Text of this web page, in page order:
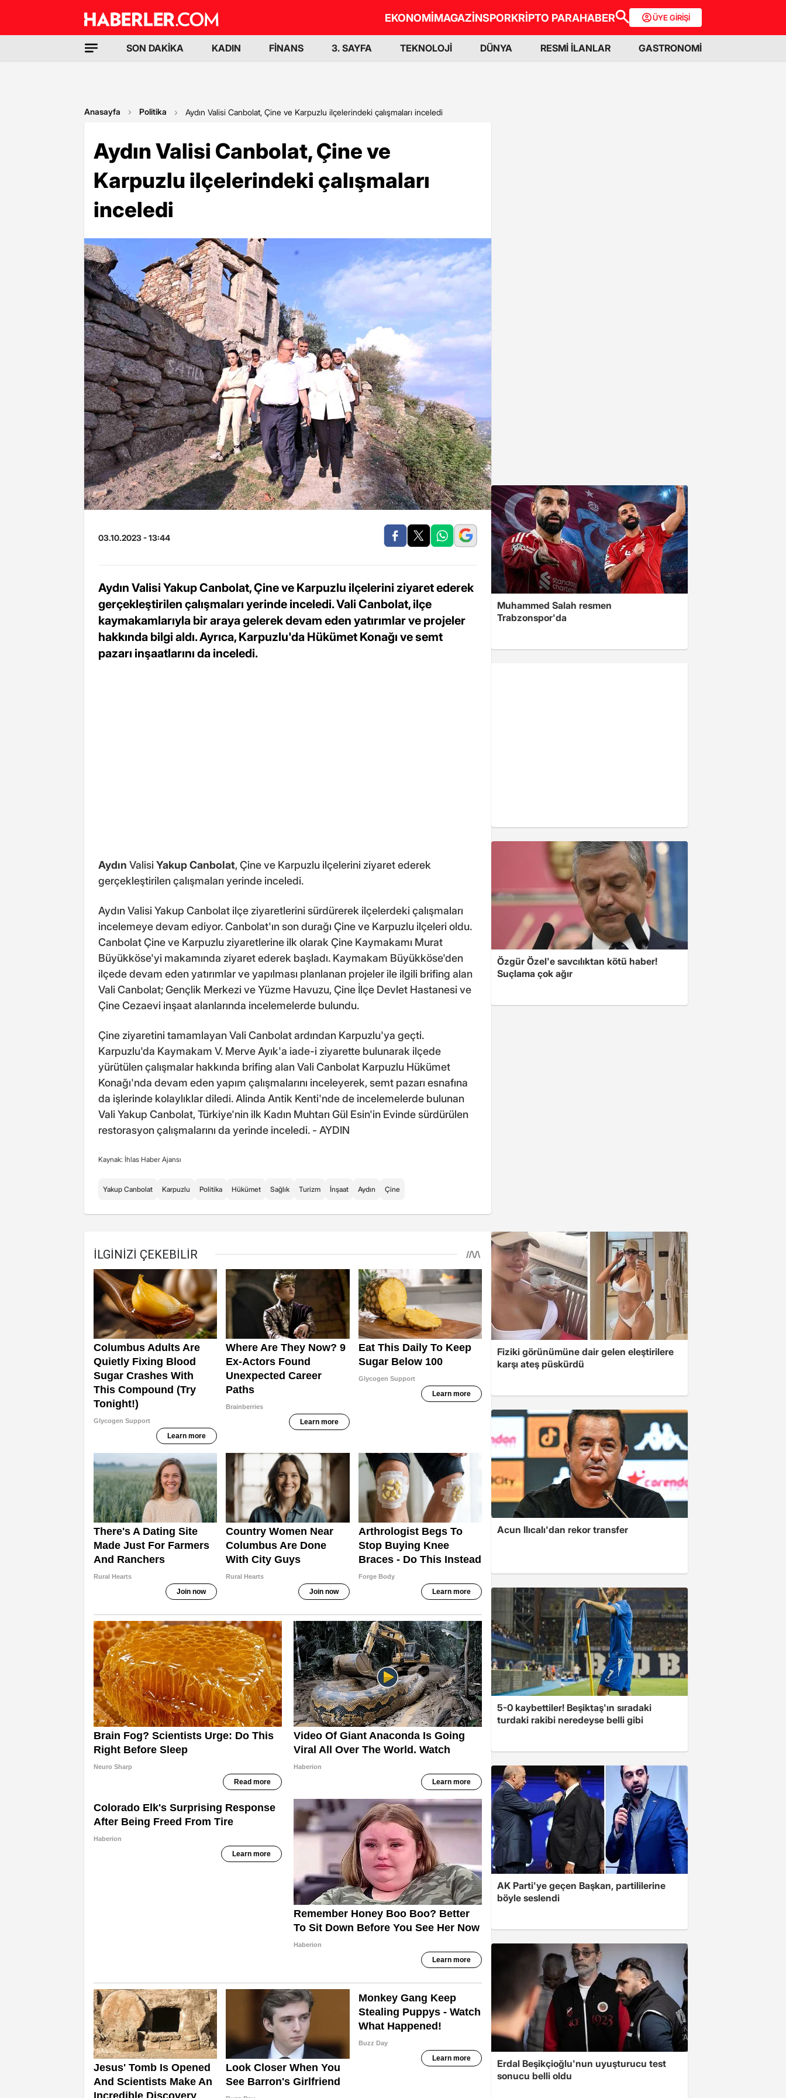
EKONOMİMAGAZİNSPORKRİPTO PARAHABER ÜYE GİRİŞİ
SON DAKİKA KADIN FİNANS 3. SAYFA TEKNOLOJİ DÜNYA RESMİ İLANLAR GASTRONOMİ
Anasayfa Politika Aydın Valisi Canbolat, Çine ve Karpuzlu ilçelerindeki çalışmaları inceledi
Aydın Valisi Canbolat, Çine ve
Karpuzlu ilçelerindeki çalışmaları
inceledi
03.10.2023 - 13:44
Aydın Valisi Yakup Canbolat, Çine ve Karpuzlu ilçelerini ziyaret ederek
gerçekleştirilen çalışmaları yerinde inceledi. Vali Canbolat, ilçe
kaymakamlarıyla bir araya gelerek devam eden yatırımlar ve projeler
hakkında bilgi aldı. Ayrıca, Karpuzlu'da Hükümet Konağı ve semt
pazarı inşaatlarını da inceledi.
Aydın ValisiYakup Canbolat, Çine ve Karpuzlu ilçelerini ziyaret ederek
gerçekleştirilen çalışmaları yerinde inceledi.
Aydın Valisi Yakup Canbolat ilçe ziyaretlerini sürdürerek ilçelerdeki çalışmaları
incelemeye devam ediyor. Canbolat'ın son durağı Çine ve Karpuzlu ilçeleri oldu.
Canbolat Çine ve Karpuzlu ziyaretlerine ilk olarak Çine Kaymakamı Murat
Büyükköse'yi makamında ziyaret ederek başladı. Kaymakam Büyükköse'den
ilçede devam eden yatırımlar ve yapılması planlanan projeler ile ilgili brifing alan
Vali Canbolat; Gençlik Merkezi ve Yüzme Havuzu, Çine İlçe Devlet Hastanesi ve
Çine Cezaevi inşaat alanlarında incelemelerde bulundu.
Çine ziyaretini tamamlayan Vali Canbolat ardından Karpuzlu'ya geçti.
Karpuzlu'da Kaymakam V. Merve Ayık'a iade-i ziyarette bulunarak ilçede
yürütülen çalışmalar hakkında brifing alan Vali Canbolat Karpuzlu Hükümet
Konağı'nda devam eden yapım çalışmalarını inceleyerek, semt pazarı esnafına
da işlerinde kolaylıklar diledi. Alinda Antik Kenti'nde de incelemelerde bulunan
Vali Yakup Canbolat, Türkiye'nin ilk Kadın Muhtarı Gül Esin'in Evinde sürdürülen
restorasyon çalışmalarını da yerinde inceledi. - AYDIN
Kaynak: İhlas Haber Ajansı
Yakup Canbolat Karpuzlu Politika Hükümet Sağlık Turizm İnşaat Aydın Çine
Muhammed Salah resmen
Trabzonspor'da
Özgür Özel'e savcılıktan kötü haber!
Suçlama çok ağır
Fiziki görünümüne dair gelen eleştirilere
karşı ateş püskürdü
Acun Ilıcalı'dan rekor transfer
5-0 kaybettiler! Beşiktaş'ın sıradaki
turdaki rakibi neredeyse belli gibi
AK Parti'ye geçen Başkan, partililerine
böyle seslendi
Erdal Beşikçioğlu'nun uyuşturucu test
sonucu belli oldu